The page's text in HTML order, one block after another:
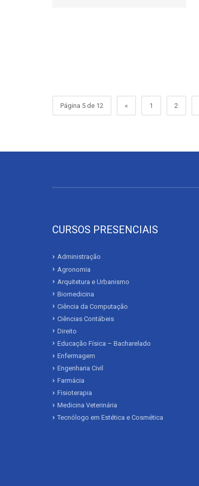
Página 5 de 12 « 1 2
CURSOS PRESENCIAIS
Administração
Agronomia
Arquitetura e Urbanismo
Biomedicina
Ciência da Computação
Ciências Contábeis
Direito
Educação Física – Bacharelado
Enfermagem
Engenharia Civil
Farmácia
Fisioterapia
Medicina Veterinária
Tecnólogo em Estética e Cosmética